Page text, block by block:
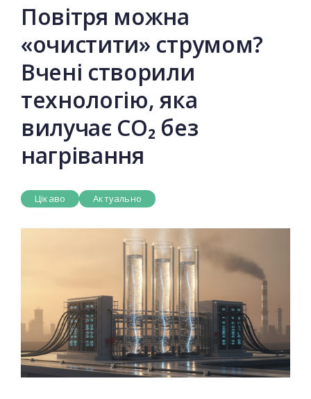
Повітря можна
«очистити» струмом?
Вчені створили
технологію, яка
вилучає CO₂ без
нагрівання
Цікаво Актуально